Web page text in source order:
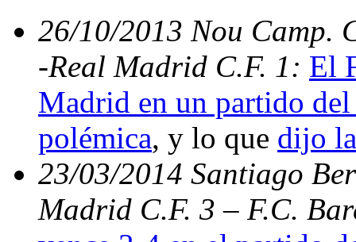
26/10/2013 Nou Camp.
-Real Madrid C.F. 1: El
Madrid en un partido
polémica, y lo que dijo
23/03/2014 Santiago
Madrid C.F. 3 – F.C.